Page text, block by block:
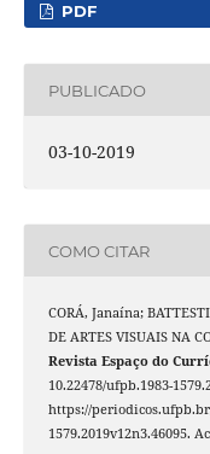
PDF
PUBLICADO
03-10-2019
COMO CITAR
CORÁ, Janaína;
DE ARTES VISUAIS NA
Revista Espaço do
10.22478/ufpb.1983-
https://
1579.2019v12n3.46095.